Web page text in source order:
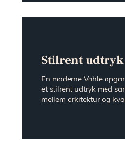
Stilrent udtryk
En moderne Vahle
et stilrent udtryk med
mellem arkitektur og